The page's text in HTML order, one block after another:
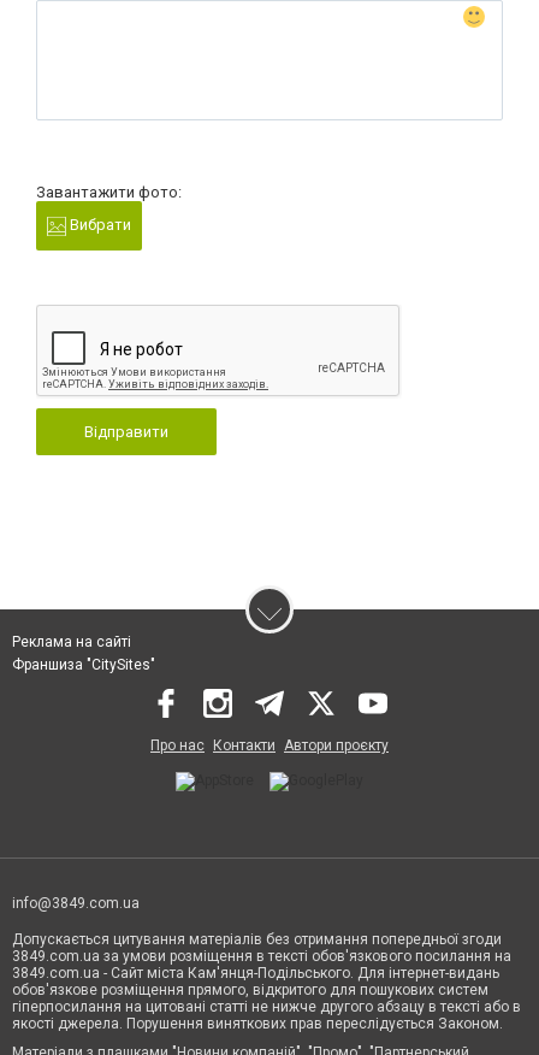
Завантажити фото:
Вибрати
Відправити
Реклама на сайті
Франшиза "CitySites"
Про нас Контакти Автори проєкту
info@3849.com.ua
Допускається цитування матеріалів без отримання попередньої згоди
3849.com.ua за умови розміщення в тексті обов'язкового посилання на
3849.com.ua - Сайт міста Кам'янця-Подільського. Для інтернет-видань
обов'язкове розміщення прямого, відкритого для пошукових систем
гіперпосилання на цитовані статті не нижче другого абзацу в тексті або в
якості джерела. Порушення виняткових прав переслідується Законом.